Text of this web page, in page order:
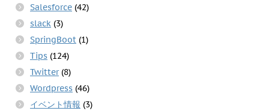
Salesforce (42)
slack (3)
SpringBoot (1)
Tips (124)
Twitter(8)
Wordpress (46)
イベント情報 (3)